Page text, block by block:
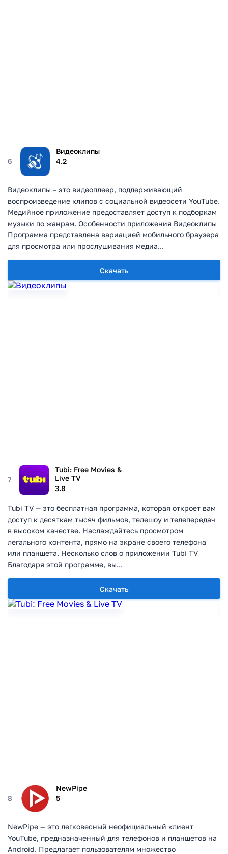
6
Видеоклипы
4.2
Скачать
Видеоклипы – это видеоплеер, поддерживающий
воспроизведение клипов с социальной видеосети YouTube.
Медийное приложение предоставляет доступ к подборкам
музыки по жанрам. Особенности приложения Видеоклипы
Программа представлена вариацией мобильного браузера
для просмотра или прослушивания медиа...
7
Tubi: Free Movies &
Live TV
3.8
Скачать
Tubi TV — это бесплатная программа, которая откроет вам
доступ к десяткам тысяч фильмов, телешоу и телепередач
в высоком качестве. Наслаждайтесь просмотром
легального контента, прямо на экране своего телефона
или планшета. Несколько слов о приложении Tubi TV
Благодаря этой программе, вы...
8
NewPipe
5
NewPipe — это легковесный неофициальный клиент
YouTube, предназначенный для телефонов и планшетов на
Android. Предлагает пользователям множество